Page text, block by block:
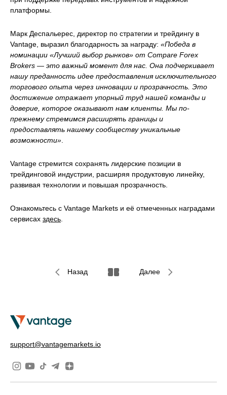
платформы.
Марк Деспальерес, директор по стратегии и трейдингу в
Vantage, выразил благодарность за награду: «Победа в
номинации «Лучший выбор рынков» от Compare Forex
Brokers — это важный момент для нас. Она подчеркивает
нашу преданность идее предоставления исключительного
торгового опыта через инновации и прозрачность. Это
достижение отражает упорный труд нашей команды и
доверие, которое оказывают нам клиенты. Мы по-
прежнему стремимся расширять границы и
предоставлять нашему сообществу уникальные
возможности».
Vantage стремится сохранять лидерские позиции в
трейдинговой индустрии, расширяя продуктовую линейку,
развивая технологии и повышая прозрачность.
Ознакомьтесь с Vantage Markets и её отмеченных наградами
сервисах здесь.
Назад Далее
support@vantagemarkets.io